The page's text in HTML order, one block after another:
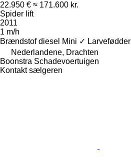
22.950 € ≈ 171.600 kr.
Spider lift
2011
1 m/h
Brændstof diesel Mini ✓ Larvefødder
Nederlandene, Drachten
Boonstra Schadevoertuigen
Kontakt sælgeren